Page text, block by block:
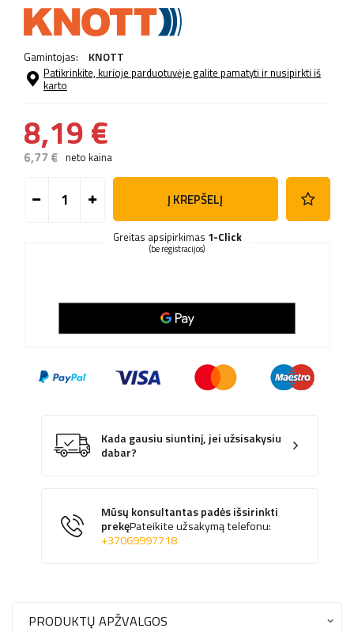
Gamintojas: KNOTT
Patikrinkite, kurioje parduotuvėje galite pamatyti ir nusipirkti iš
karto
8,19 €
6,77 € neto kaina
Į KREPŠELĮ
Greitas apsipirkimas 1-Click
(be registracijos)
Kada gausiu siuntinį, jei užsisakysiu
dabar?
Mūsų konsultantas padės išsirinkti
prekęPateikite užsakymą telefonu:
+37069997718
PRODUKTŲ APŽVALGOS